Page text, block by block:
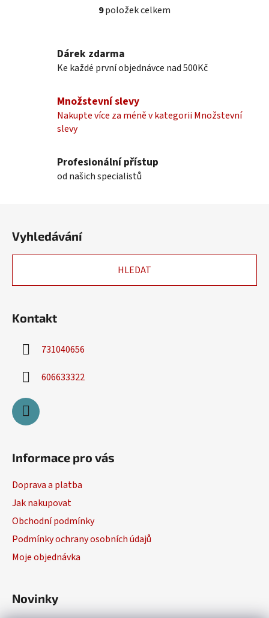
O
d
í
p
k
y
u
9položek celkem
Dárek zdarma
Ke každé první objednávce nad 500Kč
Množstevní slevy
Nakupte více za méně v kategorii Množstevní
slevy
Profesionální přístup
od našich specialistů
Vyhledávání
HLEDAT
Kontakt
731040656
606633322
Informace pro vás
Doprava a platba
Jak nakupovat
Obchodní podmínky
Podmínky ochrany osobních údajů
Moje objednávka
Novinky